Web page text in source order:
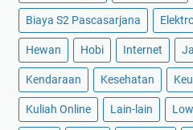
Biaya S2 Pascasarjana
Hewan Hobi Internet
Kendaraan Kesehatan
Kuliah Online Lain-lain